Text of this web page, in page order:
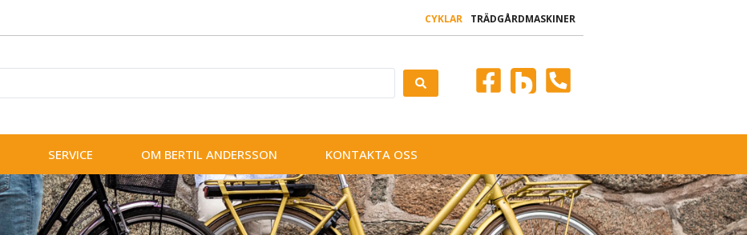
CYKLAR TRÄDGÅRDMASKINER
SERVICE OM BERTIL ANDERSSON KONTAKTA OSS